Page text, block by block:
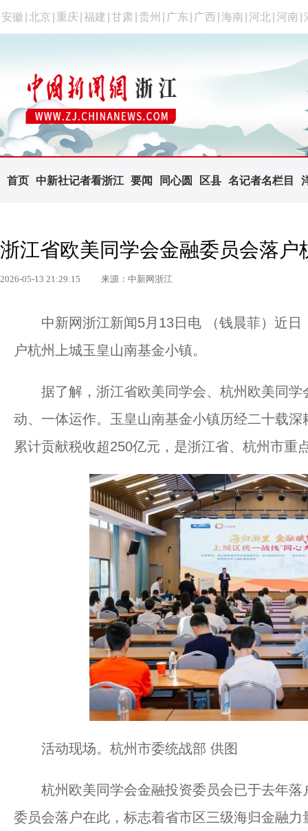
安徽 北京 重庆 福建 甘肃 贵州 广东 广西 海南 河北 河南
首页 中新社记者看浙江 要闻 同心圆 区县 名记者名栏目
浙江省欧美同学会金融委员会落户
2026-05-13 21:29:15 来源：中新网浙江
中新网浙江新闻5月13日电 （钱晨菲）近日
户杭州上城玉皇山南基金小镇。
据了解，浙江省欧美同学会、杭州欧美同学
动、一体运作。玉皇山南基金小镇历经二十载
累计贡献税收超250亿元，是浙江省、杭州市重
活动现场。杭州市委统战部 供图
杭州欧美同学会金融投资委员会已于去年落
委员会落户在此，标志着省市区三级海归金融